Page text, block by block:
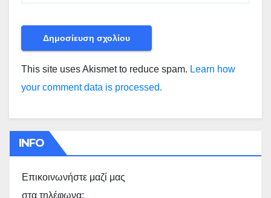
This site uses Akismet to reduce spam. Learn how
your comment data is processed.
INFO
Επικοινωνήστε μαζί μας
στα τηλέφωνα: